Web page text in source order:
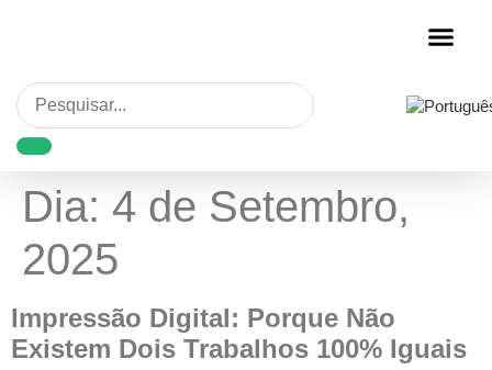
Dia: 4 de Setembro,
2025
Impressão Digital: Porque Não
Existem Dois Trabalhos 100% Iguais